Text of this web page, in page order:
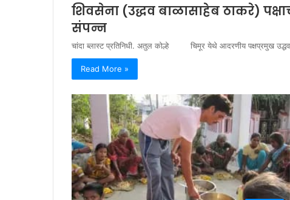
शिवसेना (उद्धव बाळासाहेब ठाकरे)
संपन्न
चांदा ब्लास्ट प्रतिनिधी. अतुल कोल्हे चिमूर येथे आदरणीय पक्षप्रमुख
Read More »